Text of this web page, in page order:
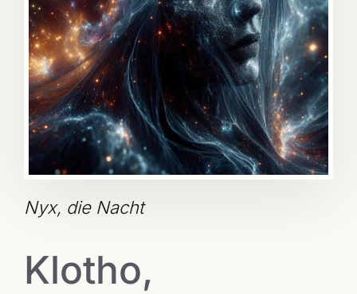
Nyx, die Nacht
Klotho,